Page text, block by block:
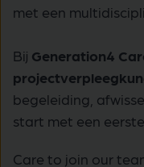
met een
Bij Generation4
begeleiding,
start met een
Care to join our